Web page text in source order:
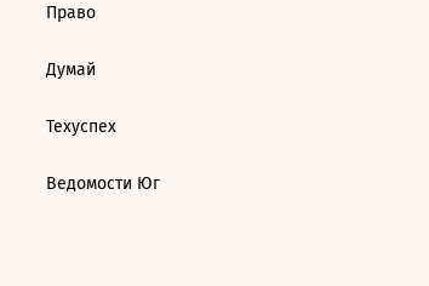
Право
Думай
Техуспех
Ведомости Юг